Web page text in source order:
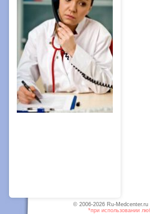
© 2006-2026 Ru-Medcenter.ru
*при использовании